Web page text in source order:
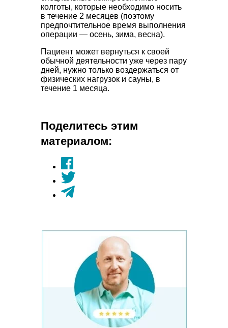
колготы, которые необходимо носить
в течение 2 месяцев (поэтому
предпочтительное время выполнения
операции — осень, зима, весна).
Пациент может вернуться к своей
обычной деятельности уже через пару
дней, нужно только воздержаться от
физических нагрузок и сауны, в
течение 1 месяца.
Поделитесь этим
материалом: